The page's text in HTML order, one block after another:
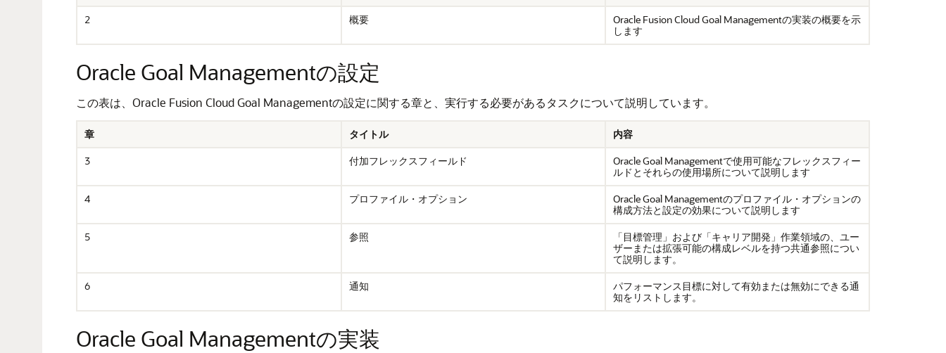
2
概要
Oracle Fusion Cloud Goal Managementの実装の概要を示
します
Oracle Goal Managementの設定
この表は、Oracle Fusion Cloud Goal Managementの設定に関する章と、実行する必要があるタスクについて説明しています。
章 タイトル
内容
3
付加フレックスフィールド
Oracle Goal Managementで使用可能なフレックスフィー
ルドとそれらの使用場所について説明します
4
プロファイル・オプション
Oracle Goal Managementのプロファイル・オプションの
構成方法と設定の効果について説明します
5
参照
「目標管理」および「キャリア開発」作業領域の、ユー
ザーまたは拡張可能の構成レベルを持つ共通参照につい
て説明します。
6
通知
パフォーマンス目標に対して有効または無効にできる通
知をリストします。
Oracle Goal Managementの実装